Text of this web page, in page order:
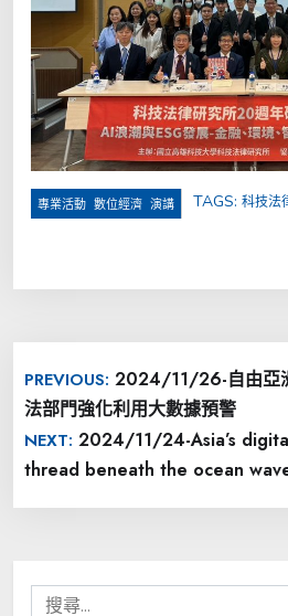
專業活動 數位經濟 演講 TAGS: 科技法
章
導
覽
PREVIOUS: 2024/11/26-自由亞
法部門強化利用大數據預警
NEXT: 2024/11/24-Asia’s
thread beneath the ocean
搜